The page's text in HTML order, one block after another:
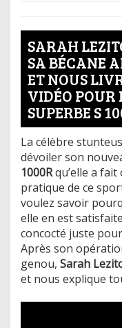
SARAH
SA BÉCANE
ET NOUS
VIDÉO POUR
SUPERBE S
La célèbre
dévoiler son
1000Rqu’elle a
pratique de ce
voulez savoir
elle en est
concocté juste
Après son
genou, Sarah
et nous explique